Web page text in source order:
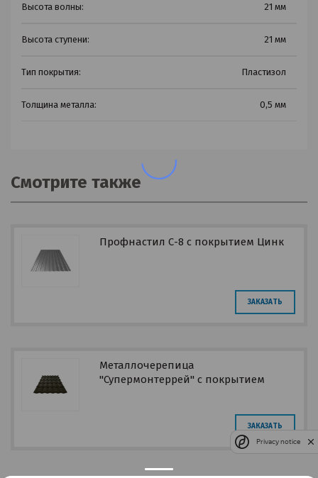
Высота волны: 21 мм
Высота ступени: 21 мм
Тип покрытия: Пластизол
Толщина металла: 0,5 мм
Смотрите также
Профнастил С-8 с покрытием Цинк
ЗАКАЗАТЬ
Металлочерепица
"Супермонтеррей" с покрытием
ЗАКАЗАТЬ
Privacy notice